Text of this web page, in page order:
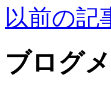
以前の記
ブログ